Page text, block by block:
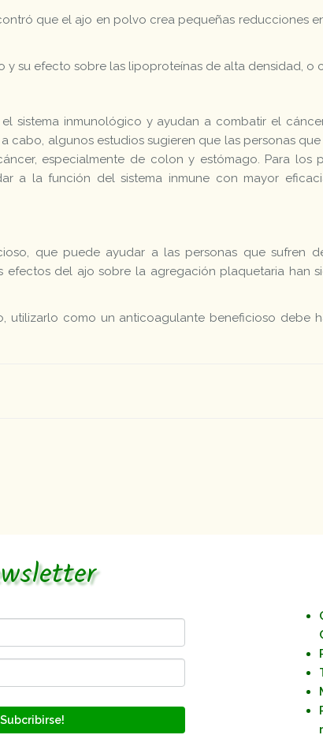
que el ajo en polvo crea pequeñas reducciones
su efecto sobre las lipoproteínas de alta densidad, o
inmunológico y ayudan a combatir el
cabo, algunos estudios sugieren que las personas
especialmente de colon y estómago. Para los
a la función del sistema inmune con mayor
que puede ayudar a las personas que sufren
del ajo sobre la agregación plaquetaria han
utilizarlo como un anticoagulante beneficioso debe
Subcribirse!